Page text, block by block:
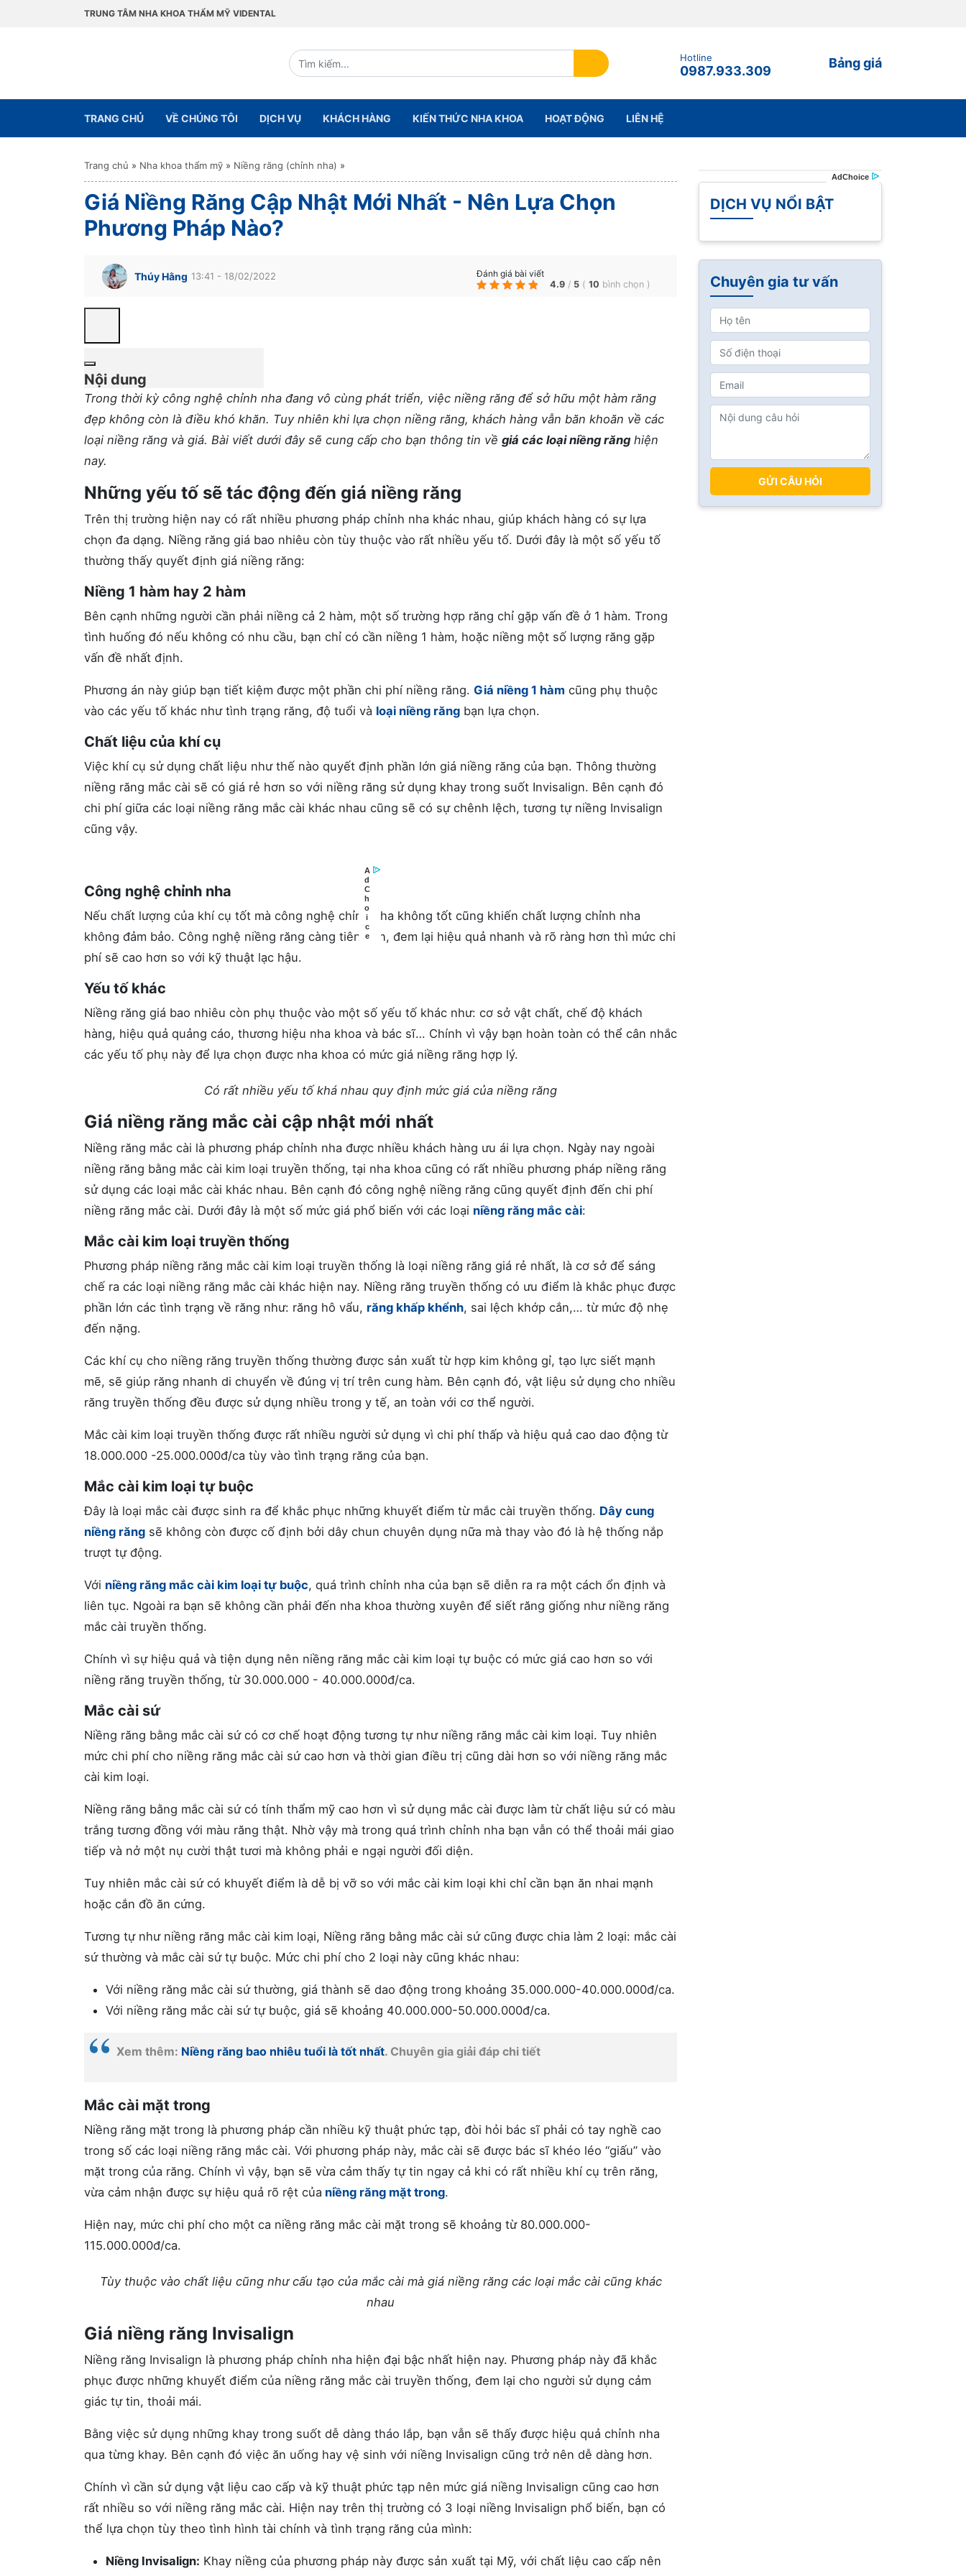
TRUNG TÂM NHA KHOA THẨM MỸ VIDENTAL
Hotline
0987.933.309 Bảng giá
TRANG CHỦ VỀ CHÚNG TÔI DỊCH VỤ KHÁCH HÀNG KIẾN THỨC NHA KHOA HOẠT ĐỘNG LIÊN HỆ
Trang chủ » Nha khoa thẩm mỹ » Niềng răng (chỉnh nha) »
Giá Niềng Răng Cập Nhật Mới Nhất - Nên Lựa Chọn
Phương Pháp Nào?
Thúy Hằng 13:41 - 18/02/2022
Đánh giá bài viết
4.9 / 5 ( 10 bình chọn )
Nội dung
Trong thời kỳ công nghệ chỉnh nha đang vô cùng phát triển, việc niềng răng để sở hữu một hàm răng
đẹp không còn là điều khó khăn. Tuy nhiên khi lựa chọn niềng răng, khách hàng vẫn băn khoăn về các
loại niềng răng và giá. Bài viết dưới đây sẽ cung cấp cho bạn thông tin về giá các loại niềng răng hiện
nay.
Những yếu tố sẽ tác động đến giá niềng răng
Trên thị trường hiện nay có rất nhiều phương pháp chỉnh nha khác nhau, giúp khách hàng có sự lựa
chọn đa dạng. Niềng răng giá bao nhiêu còn tùy thuộc vào rất nhiều yếu tố. Dưới đây là một số yếu tố
thường thấy quyết định giá niềng răng:
Niềng 1 hàm hay 2 hàm
Bên cạnh những người cần phải niềng cả 2 hàm, một số trường hợp răng chỉ gặp vấn đề ở 1 hàm. Trong
tình huống đó nếu không có nhu cầu, bạn chỉ có cần niềng 1 hàm, hoặc niềng một số lượng răng gặp
vấn đề nhất định.
Phương án này giúp bạn tiết kiệm được một phần chi phí niềng răng. Giá niềng 1 hàm cũng phụ thuộc
vào các yếu tố khác như tình trạng răng, độ tuổi và loại niềng răng bạn lựa chọn.
Chất liệu của khí cụ
Việc khí cụ sử dụng chất liệu như thế nào quyết định phần lớn giá niềng răng của bạn. Thông thường
niềng răng mắc cài sẽ có giá rẻ hơn so với niềng răng sử dụng khay trong suốt Invisalign. Bên cạnh đó
chi phí giữa các loại niềng răng mắc cài khác nhau cũng sẽ có sự chênh lệch, tương tự niềng Invisalign
cũng vậy.
Công nghệ chỉnh nha
Nếu chất lượng của khí cụ tốt mà công nghệ chỉnh nha không tốt cũng khiến chất lượng chỉnh nha
không đảm bảo. Công nghệ niềng răng càng tiên tiến, đem lại hiệu quả nhanh và rõ ràng hơn thì mức chi
phí sẽ cao hơn so với kỹ thuật lạc hậu.
Yếu tố khác
Niềng răng giá bao nhiêu còn phụ thuộc vào một số yếu tố khác như: cơ sở vật chất, chế độ khách
hàng, hiệu quả quảng cáo, thương hiệu nha khoa và bác sĩ… Chính vì vậy bạn hoàn toàn có thể cân nhắc
các yếu tố phụ này để lựa chọn được nha khoa có mức giá niềng răng hợp lý.
Có rất nhiều yếu tố khá nhau quy định mức giá của niềng răng
Giá niềng răng mắc cài cập nhật mới nhất
Niềng răng mắc cài là phương pháp chỉnh nha được nhiều khách hàng ưu ái lựa chọn. Ngày nay ngoài
niềng răng bằng mắc cài kim loại truyền thống, tại nha khoa cũng có rất nhiều phương pháp niềng răng
sử dụng các loại mắc cài khác nhau. Bên cạnh đó công nghệ niềng răng cũng quyết định đến chi phí
niềng răng mắc cài. Dưới đây là một số mức giá phổ biến với các loại niềng răng mắc cài:
Mắc cài kim loại truyền thống
Phương pháp niềng răng mắc cài kim loại truyền thống là loại niềng răng giá rẻ nhất, là cơ sở để sáng
chế ra các loại niềng răng mắc cài khác hiện nay. Niềng răng truyền thống có ưu điểm là khắc phục được
phần lớn các tình trạng về răng như: răng hô vẩu, răng khấp khểnh, sai lệch khớp cắn,… từ mức độ nhẹ
đến nặng.
Các khí cụ cho niềng răng truyền thống thường được sản xuất từ hợp kim không gỉ, tạo lực siết mạnh
mẽ, sẽ giúp răng nhanh di chuyển về đúng vị trí trên cung hàm. Bên cạnh đó, vật liệu sử dụng cho nhiều
răng truyền thống đều được sử dụng nhiều trong y tế, an toàn với cơ thể người.
Mắc cài kim loại truyền thống được rất nhiều người sử dụng vì chi phí thấp và hiệu quả cao dao động từ
18.000.000 -25.000.000đ/ca tùy vào tình trạng răng của bạn.
Mắc cài kim loại tự buộc
Đây là loại mắc cài được sinh ra để khắc phục những khuyết điểm từ mắc cài truyền thống. Dây cung
niềng răng sẽ không còn được cố định bởi dây chun chuyên dụng nữa mà thay vào đó là hệ thống nắp
trượt tự động.
Với niềng răng mắc cài kim loại tự buộc, quá trình chỉnh nha của bạn sẽ diễn ra ra một cách ổn định và
liên tục. Ngoài ra bạn sẽ không cần phải đến nha khoa thường xuyên để siết răng giống như niềng răng
mắc cài truyền thống.
Chính vì sự hiệu quả và tiện dụng nên niềng răng mắc cài kim loại tự buộc có mức giá cao hơn so với
niềng răng truyền thống, từ 30.000.000 - 40.000.000đ/ca.
Mắc cài sứ
Niềng răng bằng mắc cài sứ có cơ chế hoạt động tương tự như niềng răng mắc cài kim loại. Tuy nhiên
mức chi phí cho niềng răng mắc cài sứ cao hơn và thời gian điều trị cũng dài hơn so với niềng răng mắc
cài kim loại.
Niềng răng bằng mắc cài sứ có tính thẩm mỹ cao hơn vì sử dụng mắc cài được làm từ chất liệu sứ có màu
trắng tương đồng với màu răng thật. Nhờ vậy mà trong quá trình chỉnh nha bạn vẫn có thể thoải mái giao
tiếp và nở một nụ cười thật tươi mà không phải e ngại người đối diện.
Tuy nhiên mắc cài sứ có khuyết điểm là dễ bị vỡ so với mắc cài kim loại khi chỉ cần bạn ăn nhai mạnh
hoặc cắn đồ ăn cứng.
Tương tự như niềng răng mắc cài kim loại, Niềng răng bằng mắc cài sứ cũng được chia làm 2 loại: mắc cài
sứ thường và mắc cài sứ tự buộc. Mức chi phí cho 2 loại này cũng khác nhau:
Với niềng răng mắc cài sứ thường, giá thành sẽ dao động trong khoảng 35.000.000-40.000.000đ/ca.
Với niềng răng mắc cài sứ tự buộc, giá sẽ khoảng 40.000.000-50.000.000đ/ca.
Xem thêm: Niềng răng bao nhiêu tuổi là tốt nhất. Chuyên gia giải đáp chi tiết
Mắc cài mặt trong
Niềng răng mặt trong là phương pháp cần nhiều kỹ thuật phức tạp, đòi hỏi bác sĩ phải có tay nghề cao
trong số các loại niềng răng mắc cài. Với phương pháp này, mắc cài sẽ được bác sĩ khéo léo “giấu” vào
mặt trong của răng. Chính vì vậy, bạn sẽ vừa cảm thấy tự tin ngay cả khi có rất nhiều khí cụ trên răng,
vừa cảm nhận được sự hiệu quả rõ rệt của niềng răng mặt trong.
Hiện nay, mức chi phí cho một ca niềng răng mắc cài mặt trong sẽ khoảng từ 80.000.000-
115.000.000đ/ca.
Tùy thuộc vào chất liệu cũng như cấu tạo của mắc cài mà giá niềng răng các loại mắc cài cũng khác
nhau
Giá niềng răng Invisalign
Niềng răng Invisalign là phương pháp chỉnh nha hiện đại bậc nhất hiện nay. Phương pháp này đã khắc
phục được những khuyết điểm của niềng răng mắc cài truyền thống, đem lại cho người sử dụng cảm
giác tự tin, thoải mái.
Bằng việc sử dụng những khay trong suốt dễ dàng tháo lắp, bạn vẫn sẽ thấy được hiệu quả chỉnh nha
qua từng khay. Bên cạnh đó việc ăn uống hay vệ sinh với niềng Invisalign cũng trở nên dễ dàng hơn.
Chính vì cần sử dụng vật liệu cao cấp và kỹ thuật phức tạp nên mức giá niềng Invisalign cũng cao hơn
rất nhiều so với niềng răng mắc cài. Hiện nay trên thị trường có 3 loại niềng Invisalign phổ biến, bạn có
thể lựa chọn tùy theo tình hình tài chính và tình trạng răng của mình:
Niềng Invisalign: Khay niềng của phương pháp này được sản xuất tại Mỹ, với chất liệu cao cấp nên
DỊCH VỤ NỔI BẬT
Chuyên gia tư vấn
GỬI CÂU HỎI